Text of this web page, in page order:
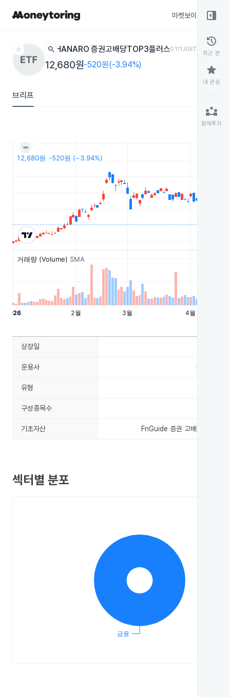
마켓보이스
star search HANARO 증권고배당TOP3플러스0111J0ETF
12,680원-520원(-3.94%)
브리프
right_panel_open
history
최근 본
star
내 관심
partner_exchange
함께투자